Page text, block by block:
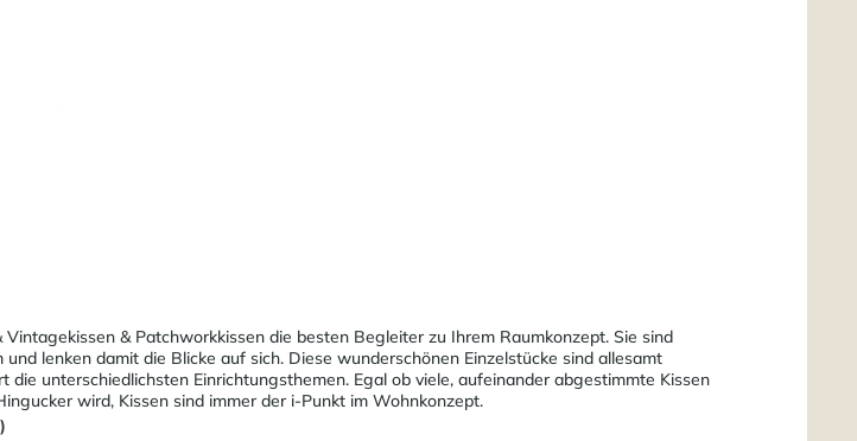
& Patchworkkissen die besten Begleiter zu Ihrem Raumkonzept. Sie sind
lenken damit die Blicke auf sich. Diese wunderschönen Einzelstücke sind allesamt
unterschiedlichsten Einrichtungsthemen. Egal ob viele, aufeinander abgestimmte Kissen
wird, Kissen sind immer der i-Punkt im Wohnkonzept.